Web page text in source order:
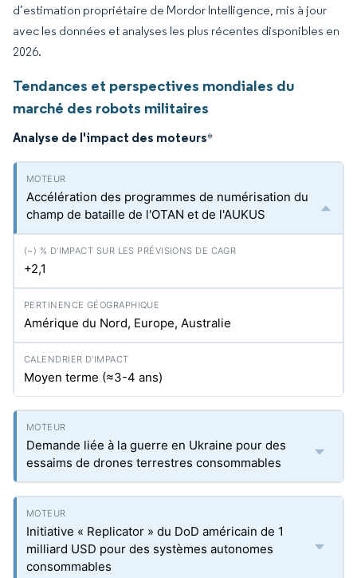
d’estimation propriétaire de Mordor Intelligence, mis à jour
avec les données et analyses les plus récentes disponibles en
2026.
Tendances et perspectives mondiales du
marché des robots militaires
Analyse de l'impact des moteurs*
Accélération des programmes de numérisation du
champ de bataille de l'OTAN et de l'AUKUS
+2,1
Amérique du Nord, Europe, Australie
Moyen terme (≈3-4 ans)
Demande liée à la guerre en Ukraine pour des
essaims de drones terrestres consommables
Initiative « Replicator » du DoD américain de 1
milliard USD pour des systèmes autonomes
consommables